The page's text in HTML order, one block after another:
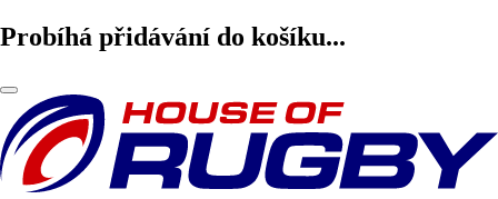
Probíhá přidávání do košíku...